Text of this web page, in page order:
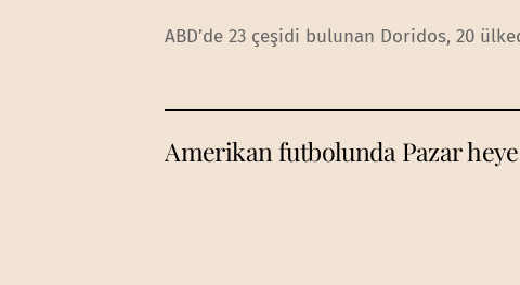
ABD’de 23 çeşidi bulunan Doridos, 20
Amerikan futbolunda Pazar